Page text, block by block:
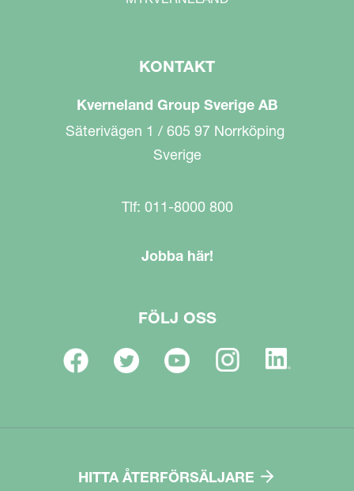
KONTAKT
Kverneland Group Sverige AB
Säterivägen 1 / 605 97 Norrköping
Sverige
Tlf: 011-8000 800
Jobba här!
FÖLJ OSS
HITTA ÅTERFÖRSÄLJARE